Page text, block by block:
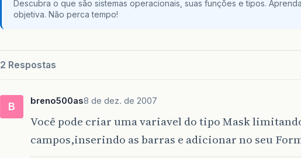
Descubra o que são sistemas operacionais, suas funções e tipos.
objetiva. Não perca tempo!
2 Respostas
B breno500as8 de dez. de 2007
Você pode criar uma variavel do tipo Mask
campos,inserindo as barras e adicionar no seu